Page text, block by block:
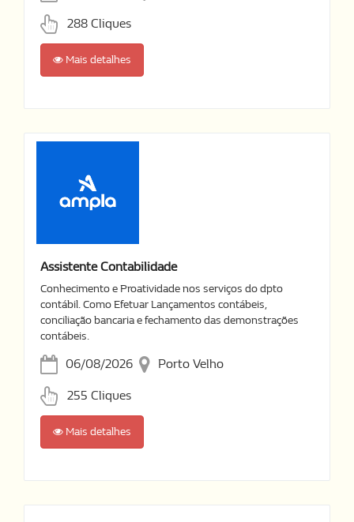
288 Cliques
Mais detalhes
Assistente Contabilidade
Conhecimento e Proatividade nos serviços do dpto
contábil. Como Efetuar Lançamentos contábeis,
conciliação bancaria e fechamento das demonstrações
contábeis.
06/08/2026 Porto Velho
255 Cliques
Mais detalhes